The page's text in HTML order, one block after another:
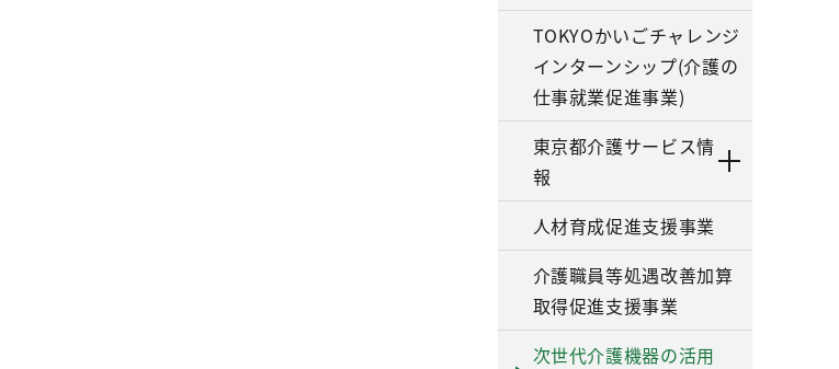
TOKYOかいごチャレンジ
インターンシップ(介護の
仕事就業促進事業)
東京都介護サービス情
報
人材育成促進支援事業
介護職員等処遇改善加算
取得促進支援事業
次世代介護機器の活用